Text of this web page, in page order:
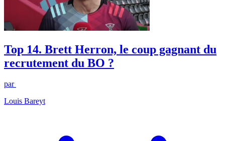
Top 14. Brett Herron, le coup gagnant du
recrutement du BO ?
par
Louis Bareyt